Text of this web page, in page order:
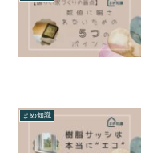
まめ知識